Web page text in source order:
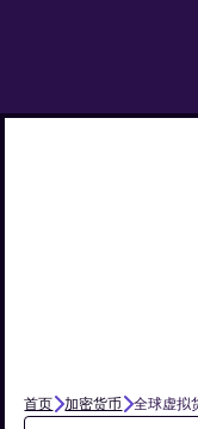
首页 加密货币 全球虚拟